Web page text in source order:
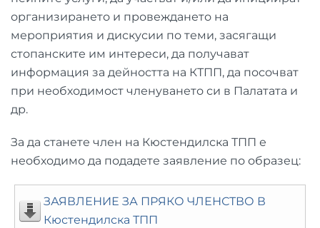
организирането и провеждането на
мероприятия и дискусии по теми, засягащи
стопанските им интереси, да получават
информация за дейността на КТПП, да посочват
при необходимост членуването си в Палатата и
др.
За да станете член на Кюстендилска ТПП е
необходимо да подадете заявление по образец:
ЗАЯВЛЕНИЕ ЗА ПРЯКО ЧЛЕНСТВО В
Кюстендилска ТПП